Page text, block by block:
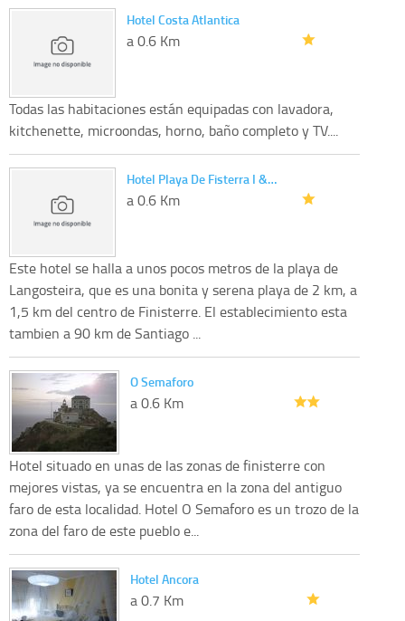
Hotel Costa Atlantica
a 0.6 Km
Todas las habitaciones están equipadas con lavadora,
kitchenette, microondas, horno, baño completo y TV....
Hotel Playa De Fisterra I &…
a 0.6 Km
Este hotel se halla a unos pocos metros de la playa de
Langosteira, que es una bonita y serena playa de 2 km, a
1,5 km del centro de Finisterre. El establecimiento esta
tambien a 90 km de Santiago ...
O Semaforo
a 0.6 Km
Hotel situado en unas de las zonas de finisterre con
mejores vistas, ya se encuentra en la zona del antiguo
faro de esta localidad. Hotel O Semaforo es un trozo de la
zona del faro de este pueblo e...
Hotel Ancora
a 0.7 Km